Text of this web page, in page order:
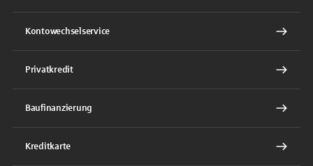
Kontowechselservice
Privatkredit
Baufinanzierung
Kreditkarte